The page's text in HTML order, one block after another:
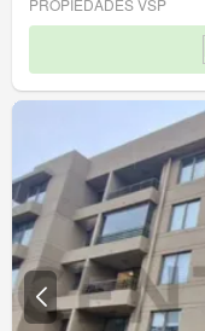
PROPIEDADES VSP